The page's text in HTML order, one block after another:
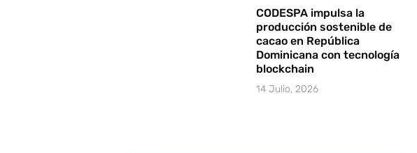
CODESPA impulsa la
producción sostenible de
cacao en República
Dominicana con tecnología
blockchain
14 Julio, 2026